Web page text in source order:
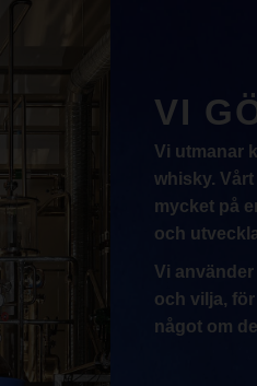
VI
Vi utmanar
whisky.
mycket på
och
Vi
och vilja,
något om